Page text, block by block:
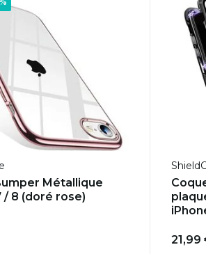
Métallique
/ 8 (doré rose)
21,99